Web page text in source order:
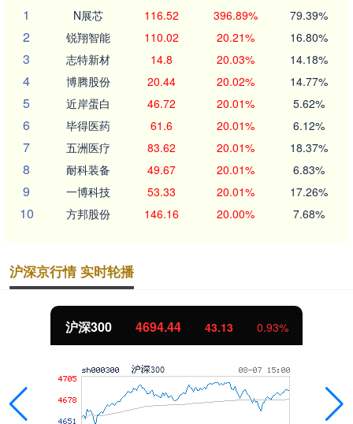
1
N展芯 116.52 396.89% 79.39%
2 锐翔智能 110.02 20.21% 16.80%
3 志特新材 14.8 20.03% 14.18%
4 博腾股份 20.44 20.02% 14.77%
5 近岸蛋白 46.72 20.01% 5.62%
6 毕得医药 61.6 20.01% 6.12%
7 五洲医疗 83.62 20.01% 18.37%
8 耐科装备 49.67 20.01% 6.83%
9 一博科技 53.33 20.01% 17.26%
10 方邦股份 146.16 20.00% 7.68%
沪深京行情 实时轮播
沪深300 4694.44 43.13 0.93%